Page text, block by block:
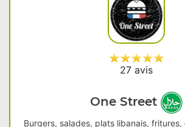
27 avis
One Street
Burgers, salades, plats libanais, fritures,